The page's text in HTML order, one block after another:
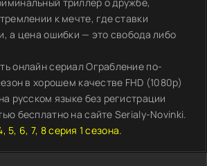
к мечте, где ставки
а цена ошибки — это свобода либо
онлайн сериал Ограбление по-
в хорошем качестве FHD (1080p)
русском языке без регистрации
бесплатно на сайте Serialy-Novinki.
5, 6, 7, 8 серия 1 сезона.